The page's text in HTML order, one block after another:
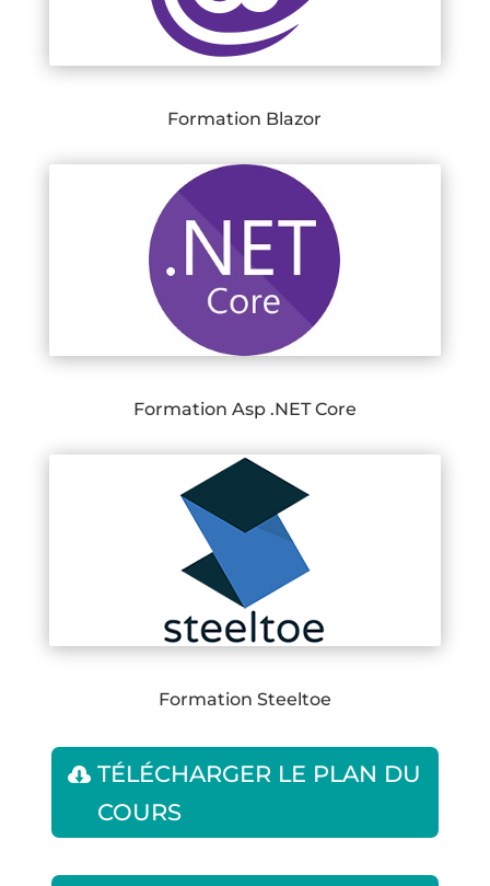
Formation Blazor
Formation Asp .NET Core
Formation Steeltoe
TÉLÉCHARGER LE PLAN DU
COURS